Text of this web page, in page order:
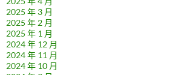
2025 年 3 月
2025 年 2 月
2025 年 1 月
2024 年 12 月
2024 年 11 月
2024 年 10 月